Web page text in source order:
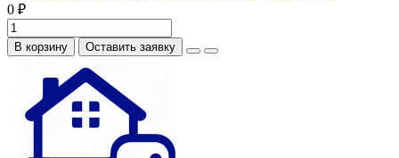
0 ₽
В корзину Оставить заявку